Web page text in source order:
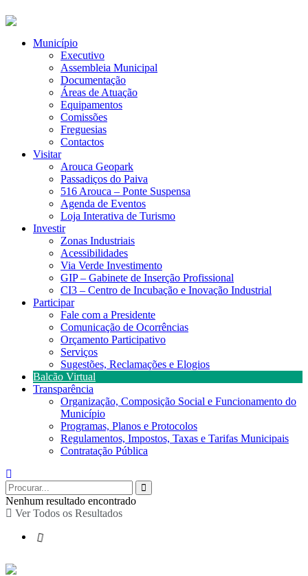
Município
Executivo
Assembleia Municipal
Documentação
Áreas de Atuação
Equipamentos
Comissões
Freguesias
Contactos
Visitar
Arouca Geopark
Passadiços do Paiva
516 Arouca – Ponte Suspensa
Agenda de Eventos
Loja Interativa de Turismo
Investir
Zonas Industriais
Acessibilidades
Via Verde Investimento
GIP – Gabinete de Inserção Profissional
CI3 – Centro de Incubação e Inovação Industrial
Participar
Fale com a Presidente
Comunicação de Ocorrências
Orçamento Participativo
Serviços
Sugestões, Reclamações e Elogios
Balcão Virtual
Transparência
Organização, Composição Social e Funcionamento do
Município
Programas, Planos e Protocolos
Regulamentos, Impostos, Taxas e Tarifas Municipais
Contratação Pública
Nenhum resultado encontrado
Ver Todos os Resultados